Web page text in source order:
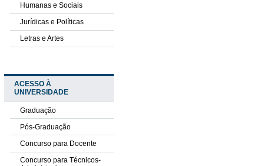
Humanas e Sociais
Jurídicas e Políticas
Letras e Artes
ACESSO À
UNIVERSIDADE
Graduação
Pós-Graduação
Concurso para Docente
Concurso para Técnicos-